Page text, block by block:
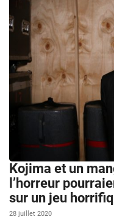
Kojima et un
l’horreur
sur un jeu
28 juillet 2020